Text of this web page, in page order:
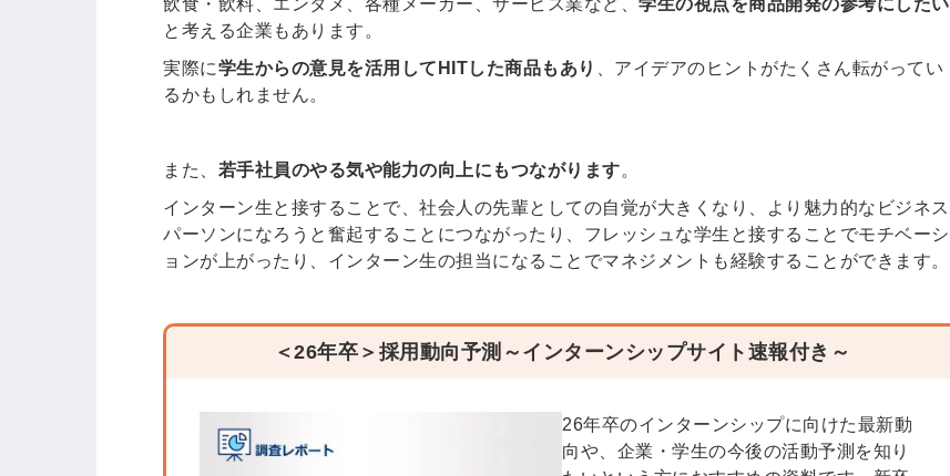
と考える企業もあります。
実際に学生からの意見を活用してHITした商品もあり
、アイデアのヒントがたくさん転がってい
るかもしれません。
また、 若手社員のやる気や能力の向上にもつながります。
インターン生と接することで、社会人の先輩としての自覚が大きくなり、より魅力的なビジネス
パーソンになろうと奮起することにつながったり、フレッシュな学生と接することでモチベーシ
ョンが上がったり、インターン生の担当になることでマネジメントも経験することができます。
＜26年卒＞採用動向予測～インターンシップサイト速報付き～
26年卒のインターンシップに向けた最新動
向や、企業・学生の今後の活動予測を知り